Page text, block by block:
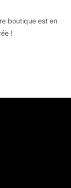
boutique est en
!